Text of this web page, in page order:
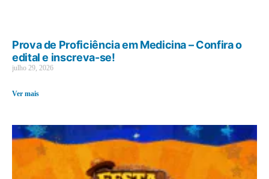
Prova de Proficiência em Medicina – Confira o
edital e inscreva-se!
julho 29, 2026
Ver mais